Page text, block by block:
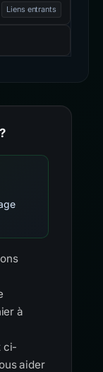
Liens entrants
à
ci-
aider